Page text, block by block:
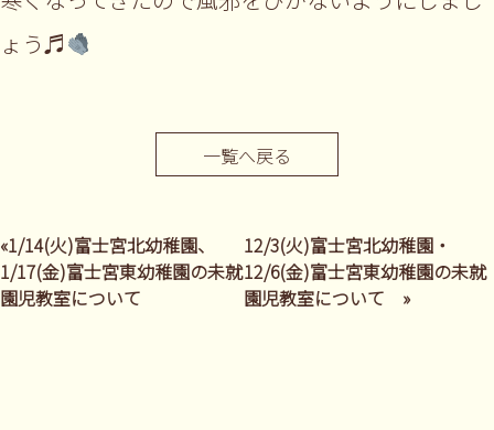
ょう♬
一覧へ戻る
«1/14(火)富士宮北幼稚園、
1/17(金)富士宮東幼稚園の未就
園児教室について
12/3(火)富士宮北幼稚園・
12/6(金)富士宮東幼稚園の未就
園児教室について »